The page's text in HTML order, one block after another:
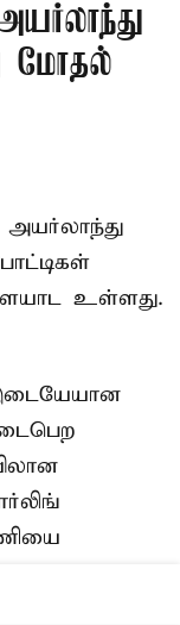
மோதல்
உள்ளது.